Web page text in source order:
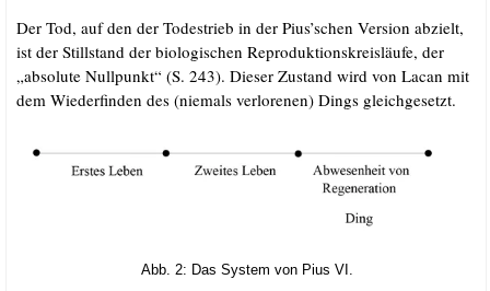
Der Tod, auf den der Todes­trieb in der Pius’schen Ver­si­on abzielt,
ist der Still­stand der bio­lo­gi­schen Repro­duk­ti­ons­kreis­läu­fe, der
„abso­lu­te Null­punkt“ (S. 243). Die­ser Zustand wird von Lacan mit
dem Wie­der­fin­den des (nie­mals ver­lo­re­nen) Dings gleichgesetzt.
Abb. 2: Das Sys­tem von Pius VI.